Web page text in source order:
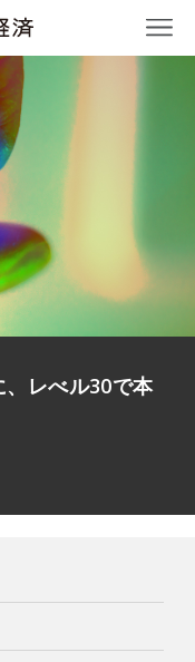
レべル30で本